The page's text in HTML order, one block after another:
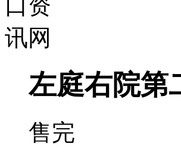
左庭右院第
售完